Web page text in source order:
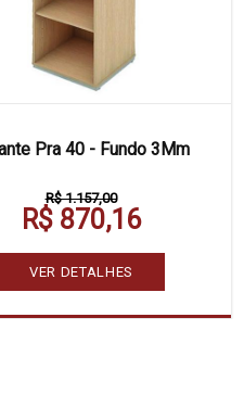
Pra 40 - Fundo 3Mm
R$ 1.157,00
R$ 870,16
VER DETALHES